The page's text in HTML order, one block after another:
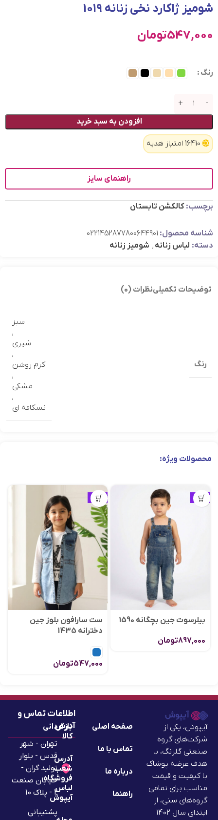
شوميز ژاكارد نخی زنانه 1019
547,000تومان
رنگ
افزودن به سبد خرید
16410 امتیاز هدیه
راهنمای سایز
برچسب: کالکشن تابستان
شناسه محصول: 0221452877800644901
دسته: لباس زنانه , شومیز زنانه
توضیحات تکمیلینظرات (0)
رنگ
سبز
,
شیری
,
کرم روشن
,
مشکی
,
نسكافه اي
محصولات ویژه:
ویژه
بیلرسوت جین بچگانه 1590
897,000تومان
ویژه
ست سارافون بلوز جین
دخترانه 1435
547,000تومان
آیپوش، یکی از
شرکت‌های گروه
صنعتی گلرنگ، با
هدف عرضه پوشاک
با کیفیت و قیمت
مناسب برای تمامی
گروه‌های سنی، از
ابتدای سال ۱۴۰۲
صفحه اصلی
تماس با ما
درباره ما
راهنما
بازگردانی
کالا
آدرس
شعب
فروشگاه
لباس
آیپوش
تهران - شهر
قدس - بلوار
تولید گران -
خیابان صنعت
2 - پلاک 10
پشتیبانی
اطلاعات تماس و
آدرس